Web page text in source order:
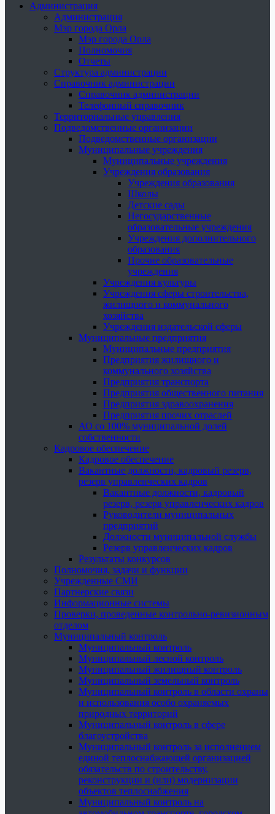
Администрация
Администрация
Мэр города Орла
Мэр города Орла
Полномочия
Отчеты
Структура администрации
Справочник администрации
Справочник администрации
Телефонный справочник
Территориальные управления
Подведомственные организации
Подведомственные организации
Муниципальные учреждения
Муниципальные учреждения
Учреждения образования
Учреждения образования
Школы
Детские сады
Негосударственные
образовательные учреждения
Учреждения дополнительного
образования
Прочие образовательные
учреждения
Учреждения культуры
Учреждения сферы строительства,
жилищного и коммунального
хозяйства
Учреждения издательской сферы
Муниципальные предприятия
Муниципальные предприятия
Предприятия жилищного и
коммунального хозяйства
Предприятия транспорта
Предприятия общественного питания
Предприятия здравоохранения
Предприятия прочих отраслей
АО со 100% муниципальной долей
собственности
Кадровое обеспечение
Кадровое обеспечение
Вакантные должности, кадровый резерв,
резерв управленческих кадров
Вакантные должности, кадровый
резерв, резерв управленческих кадров
Руководители муниципальных
предприятий
Должности муниципальной службы
Резерв управленческих кадров
Результаты конкурсов
Полномочия, задачи и функции
Учрежденные СМИ
Партнерские связи
Информационные системы
Проверки, проведенные контрольно-ревизионным
отделом
Муниципальный контроль
Муниципальный контроль
Муниципальный лесной контроль
Муниципальный жилищный контроль
Муниципальный земельный контроль
Муниципальный контроль в области охраны
и использования особо охраняемых
природных территорий
Муниципальный контроль в сфере
благоустройства
Муниципальный контроль за исполнением
единой теплоснабжающей организацией
обязательств по строительству,
реконструкции и (или) модернизации
объектов теплоснабжения
Муниципальный контроль на